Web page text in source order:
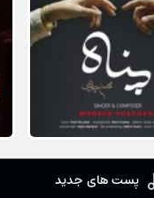
پست های جدید